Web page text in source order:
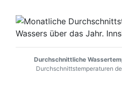
Durchschnittliche
Durchschnittstemperaturen